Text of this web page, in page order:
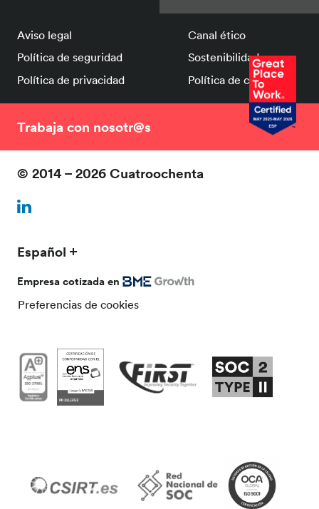
Aviso legal
Política de seguridad
Política de privacidad
Canal ético
Sostenibilidad
Política de cookies
Trabaja con nosotr@s
© 2014 – 2026 Cuatroochenta
Español
Empresa cotizada en
Preferencias de cookies